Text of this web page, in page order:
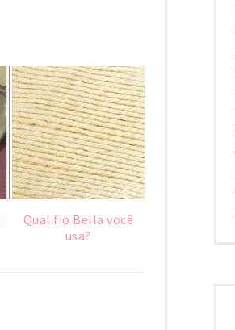
Qual fio Bella você
usa?